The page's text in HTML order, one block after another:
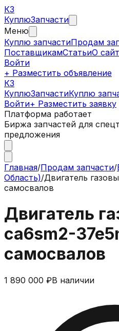
КЗ
КуплюЗапчасти
Меню
Куплю запчастиПродам
ПоставщикамСтатьиО
Войти
+ Разместить объявление
КЗ
КуплюЗапчастиКуплю
Войти+ Разместить заявку
Платформа работает
Биржа запчастей для
предложения
Главная/Продам запчасти/
Область)/Двигатель
самосвалов
Двигатель
ca6sm2-
самосвалов
1 890 000 ₽В наличии